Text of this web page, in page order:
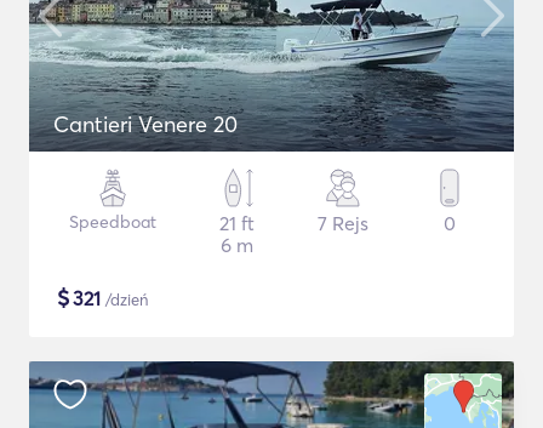
Cantieri Venere 20
Speedboat
21 ft
6 m
7 Rejs 0
$321 /dzień